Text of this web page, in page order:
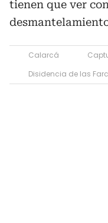
tienen que ver
Calarcá
Disidencia de las Farc